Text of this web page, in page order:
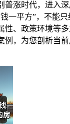
普涨时代，进入
一平方”，不能
性、政策环境等
例，为您剖析当